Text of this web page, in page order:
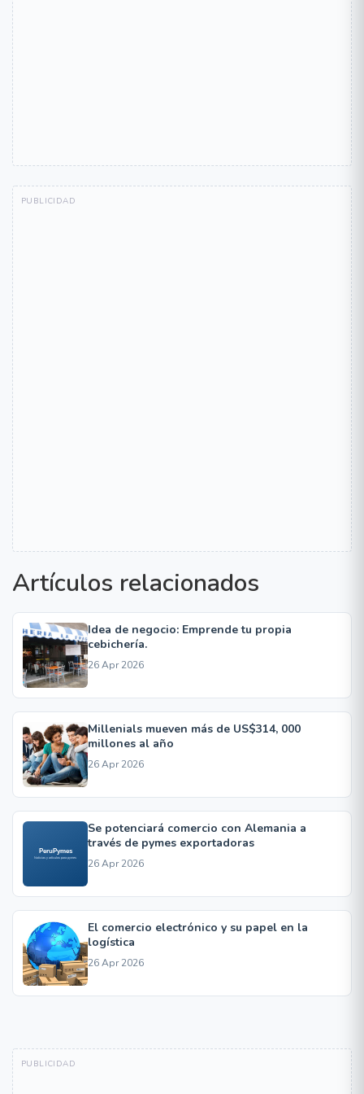
Artículos relacionados
Idea de negocio: Emprende tu propia
cebichería.
26 Apr 2026
Millenials mueven más de US$314, 000
millones al año
26 Apr 2026
Se potenciará comercio con Alemania a
través de pymes exportadoras
26 Apr 2026
El comercio electrónico y su papel en la
logística
26 Apr 2026